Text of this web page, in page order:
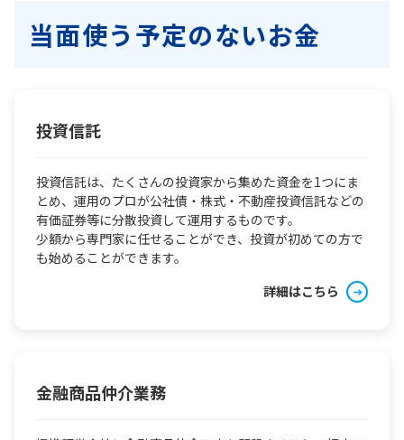
当面使う予定のないお金
投資信託
投資信託は、たくさんの投資家から集めた資金を1つにま
とめ、運用のプロが公社債・株式・不動産投資信託などの
有価証券等に分散投資して運用するものです。
少額から専門家に任せることができ、投資が初めての方で
も始めることができます。
詳細はこちら
金融商品仲介業務